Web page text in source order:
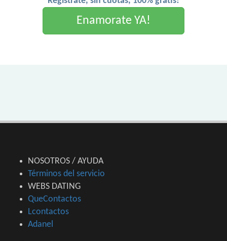
Enamorate YA!
NOSOTROS / AYUDA
Términos del servicio
WEBS DATING
QueContactos
Lcontactos
Adanel